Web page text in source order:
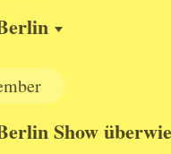
Show